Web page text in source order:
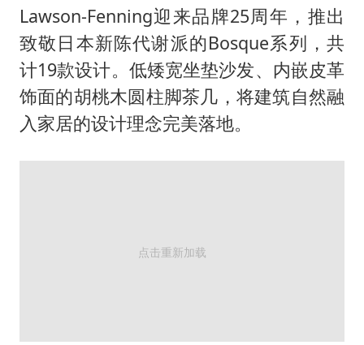
Lawson-Fenning迎来品牌25周年，推出
致敬日本新陈代谢派的Bosque系列，共
计19款设计。低矮宽坐垫沙发、内嵌皮革
饰面的胡桃木圆柱脚茶几，将建筑自然融
入家居的设计理念完美落地。